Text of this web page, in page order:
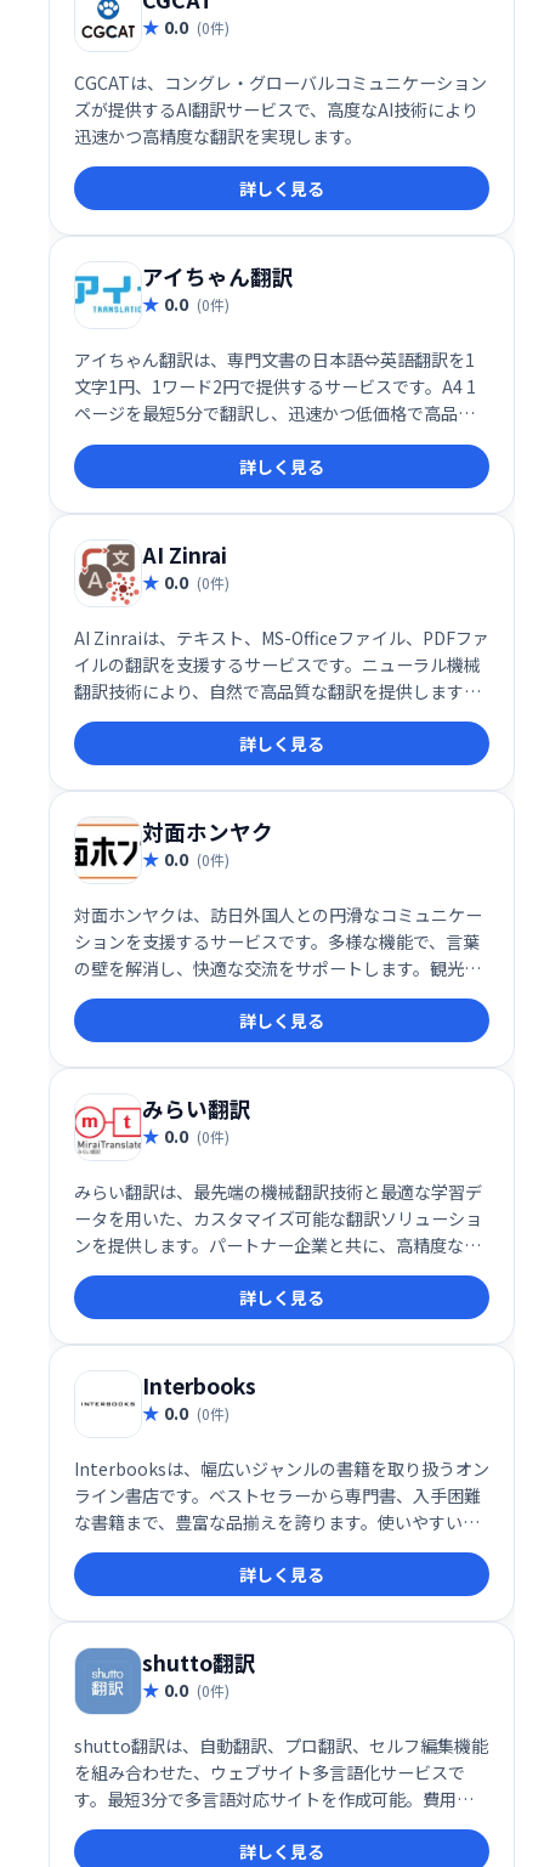
0.0 (0件)
CGCATは、コングレ・グローバルコミュニケーション
ズが提供するAI翻訳サービスで、高度なAI技術により
迅速かつ高精度な翻訳を実現します。
詳しく見る
アイちゃん翻訳
0.0 (0件)
アイちゃん翻訳は、専門文書の日本語⇔英語翻訳を1
文字1円、1ワード2円で提供するサービスです。A4 1
ページを最短5分で翻訳し、迅速かつ低価格で高品質
な翻訳を実現します。
詳しく見る
AI Zinrai
0.0 (0件)
AI Zinraiは、テキスト、MS-Officeファイル、PDFファ
イルの翻訳を支援するサービスです。ニューラル機械
翻訳技術により、自然で高品質な翻訳を提供します。
多様なファイル形式に対応し、スムーズな業務効率化
を実現します。
詳しく見る
対面ホンヤク
0.0 (0件)
対面ホンヤクは、訪日外国人との円滑なコミュニケー
ションを支援するサービスです。多様な機能で、言葉
の壁を解消し、快適な交流をサポートします。観光案
内からビジネスシーンまで幅広く活用でき、訪日外国
人との接点をより豊かにします。
詳しく見る
みらい翻訳
0.0 (0件)
みらい翻訳は、最先端の機械翻訳技術と最適な学習デ
ータを用いた、カスタマイズ可能な翻訳ソリューショ
ンを提供します。パートナー企業と共に、高精度な翻
訳を実現し、業務効率化を支援します。 柔軟な対応と
高品質な翻訳で、グローバル展開を加速させます。
詳しく見る
Interbooks
0.0 (0件)
Interbooksは、幅広いジャンルの書籍を取り扱うオン
ライン書店です。ベストセラーから専門書、入手困難
な書籍まで、豊富な品揃えを誇ります。使いやすい検
索機能と直感的なインターフェースで、自宅や外出先
からでも簡単に書籍を探して購入できます。快適な読
書体験をInterbooksで。
詳しく見る
shutto翻訳
0.0 (0件)
shutto翻訳は、自動翻訳、プロ翻訳、セルフ編集機能
を組み合わせた、ウェブサイト多言語化サービスで
す。最短3分で多言語対応サイトを作成可能。費用対
効果の高い翻訳ソリューションで、グローバル展開を
強力にサポートします。詳しく見る